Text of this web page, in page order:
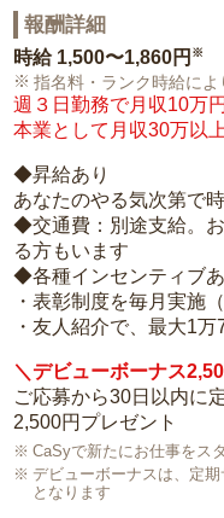
報酬詳細
時給 1,500〜1,860円 ※
指名料・ランク時給によ
週３日勤務で月収10万
本業として月収30万以
◆昇給あり
あなたのやる気次第で
◆交通費：別途支給。
る方もいます
◆各種インセンティブあ
・表彰制度を毎月実施
・友人紹介で、最大1
＼デビューボーナス
ご応募から30日以内に
2,500円プレゼント
CaSyで新たにお仕事をス
デビューボーナスは、定
となります